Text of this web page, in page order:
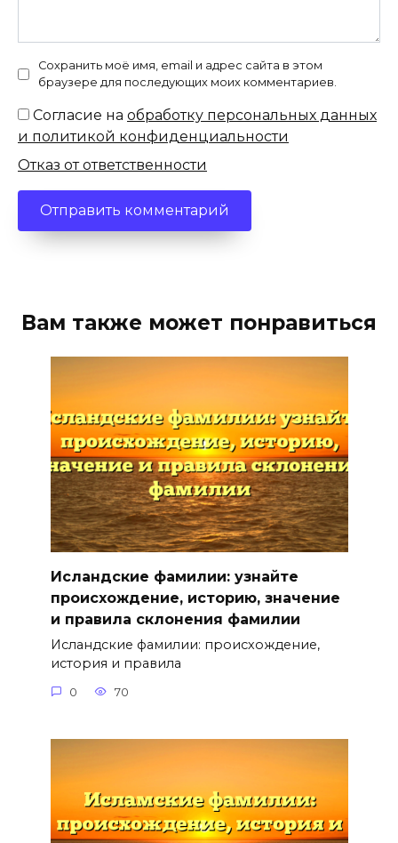
Сохранить моё имя, email и адрес сайта в этом
браузере для последующих моих комментариев.
Согласие на обработку персональных данных
и политикой конфиденциальности
Отказ от ответственности
Вам также может понравиться
Исландские фамилии: узнайте
происхождение, историю, значение
и правила склонения фамилии
Исландские фамилии: происхождение,
история и правила
0 70